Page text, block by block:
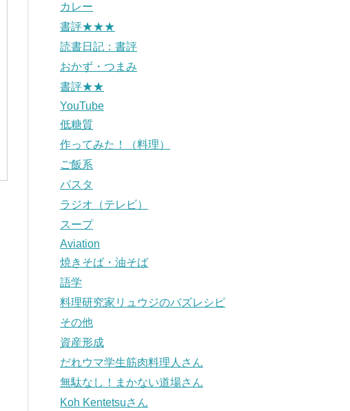
カレー
書評★★★
読書日記：書評
おかず・つまみ
書評★★
YouTube
低糖質
作ってみた！（料理）
ご飯系
パスタ
ラジオ（テレビ）
スープ
Aviation
焼きそば・油そば
語学
料理研究家リュウジのバズレシピ
その他
資産形成
だれウマ学生筋肉料理人さん
無駄なし！まかない道場さん
Koh Kentetsuさん